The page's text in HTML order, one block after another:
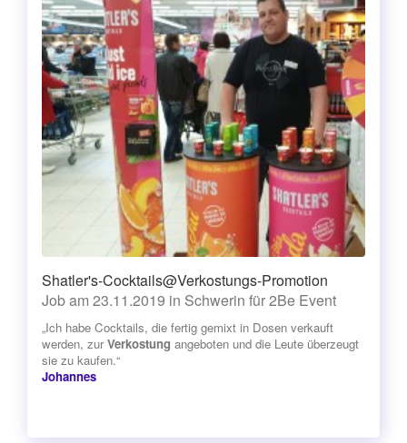
Shatler's-Cocktails@Verkostungs-Promotion
Job am 23.11.2019 in Schwerin für 2Be Event
„Ich habe Cocktails, die fertig gemixt in Dosen verkauft
werden, zurVerkostung angeboten und die Leute überzeugt
sie zu kaufen.“
Johannes